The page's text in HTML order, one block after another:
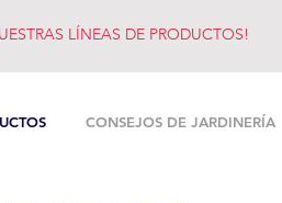
LÍNEAS DE PRODUCTOS!
CONSEJOS DE JARDINERÍA